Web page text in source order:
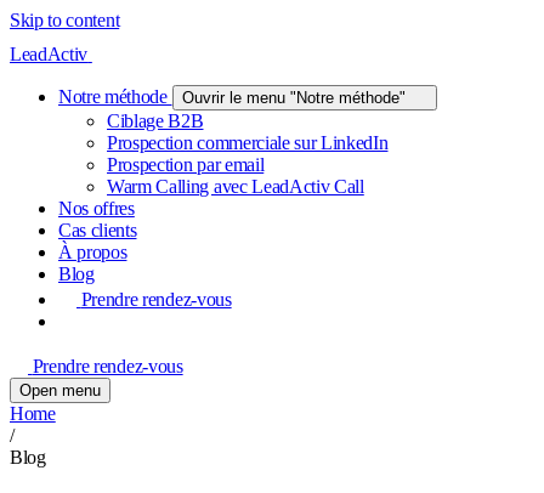
Skip to content
LeadActiv
Notre méthode Ouvrir le menu "Notre méthode"
Ciblage B2B
Prospection commerciale sur LinkedIn
Prospection par email
Warm Calling avec LeadActiv Call
Nos offres
Cas clients
À propos
Blog
Prendre rendez-vous
Prendre rendez-vous
Open menu
Home
/
Blog